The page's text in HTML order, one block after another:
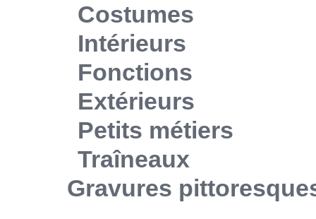
Costumes
Intérieurs
Fonctions
Extérieurs
Petits métiers
Traîneaux
Gravures